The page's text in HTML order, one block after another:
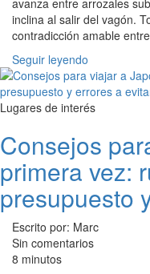
avanza entre arrozales
inclina al salir del vagón.
contradicción amable
Seguir leyendo
Lugares de interés
Consejos
primera vez:
presupuesto
Escrito por: Marc
Sin comentarios
8 minutos